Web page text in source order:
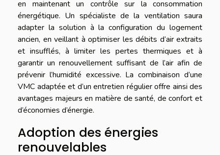
en maintenant un contrôle sur la consommation
énergétique. Un spécialiste de la ventilation saura
adapter la solution à la configuration du logement
ancien, en veillant à optimiser les débits d’air extraits
et insufflés, à limiter les pertes thermiques et à
garantir un renouvellement suffisant de l’air afin de
prévenir l’humidité excessive. La combinaison d’une
VMC adaptée et d’un entretien régulier offre ainsi des
avantages majeurs en matière de santé, de confort et
d’économies d’énergie.
Adoption des énergies
renouvelables